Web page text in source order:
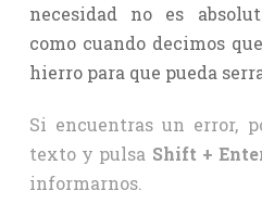
necesidad no es
como cuando decimos
hierro para que pueda
Si encuentras un error,
texto y pulsa Shift +
informarnos.